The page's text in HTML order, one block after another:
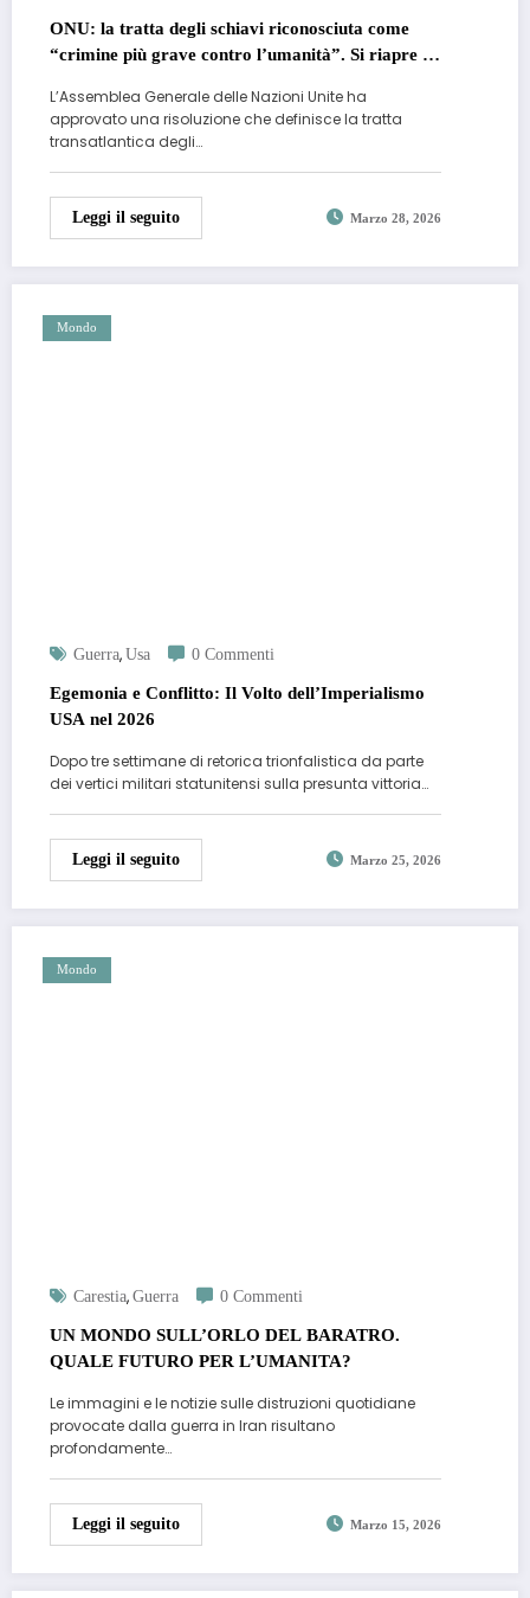
ONU: la tratta degli schiavi riconosciuta come
“crimine più grave contro l’umanità”. Si riapre il
L’Assemblea Generale delle Nazioni Unite ha
approvato una risoluzione che definisce la tratta
transatlantica degli…
Leggi il seguito Marzo 28, 2026
Mondo
Guerra, Usa 0 Commenti
Egemonia e Conflitto: Il Volto dell’Imperialismo
USA nel 2026
Dopo tre settimane di retorica trionfalistica da parte
dei vertici militari statunitensi sulla presunta vittoria…
Leggi il seguito Marzo 25, 2026
Mondo
Carestia, Guerra 0 Commenti
UN MONDO SULL’ORLO DEL BARATRO.
QUALE FUTURO PER L’UMANITA?
Le immagini e le notizie sulle distruzioni quotidiane
provocate dalla guerra in Iran risultano
profondamente…
Leggi il seguito Marzo 15, 2026